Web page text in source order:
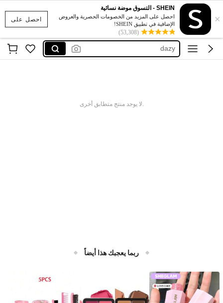
احصل على ×
SHEIN - التسوق موضة نسائية
احصل على المزيد من الخصومات الحصرية والعروض
الإضافية في تطبيق SHEIN!
(53,308)
maija
motf
dazy
anewsta
.لا يوجد منتج متطابق أخرى
ربما يعجبك هذا أيضاً